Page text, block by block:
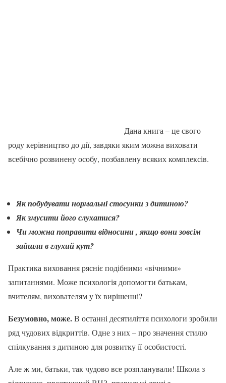
Дана книга – це свого
роду керівництво до дії, завдяки яким можна виховати
всебічно розвинену особу, позбавлену всяких комплексів.
Як побудувати нормальні стосунки з дитиною?
Як змусити його слухатися?
Чи можна поправити відносини , якщо вони зовсім
зайшли в глухий кут?
Практика виховання рясніє подібними «вічними»
запитаннями. Може психологія допомогти батькам,
вчителям, вихователям у їх вирішенні?
Безумовно, може.В останні десятиліття психологи зробили
ряд чудових відкриттів. Одне з них – про значення стилю
спілкування з дитиною для розвитку її особистості.
Але ж ми, батьки, так чудово все розпланували! Школа з